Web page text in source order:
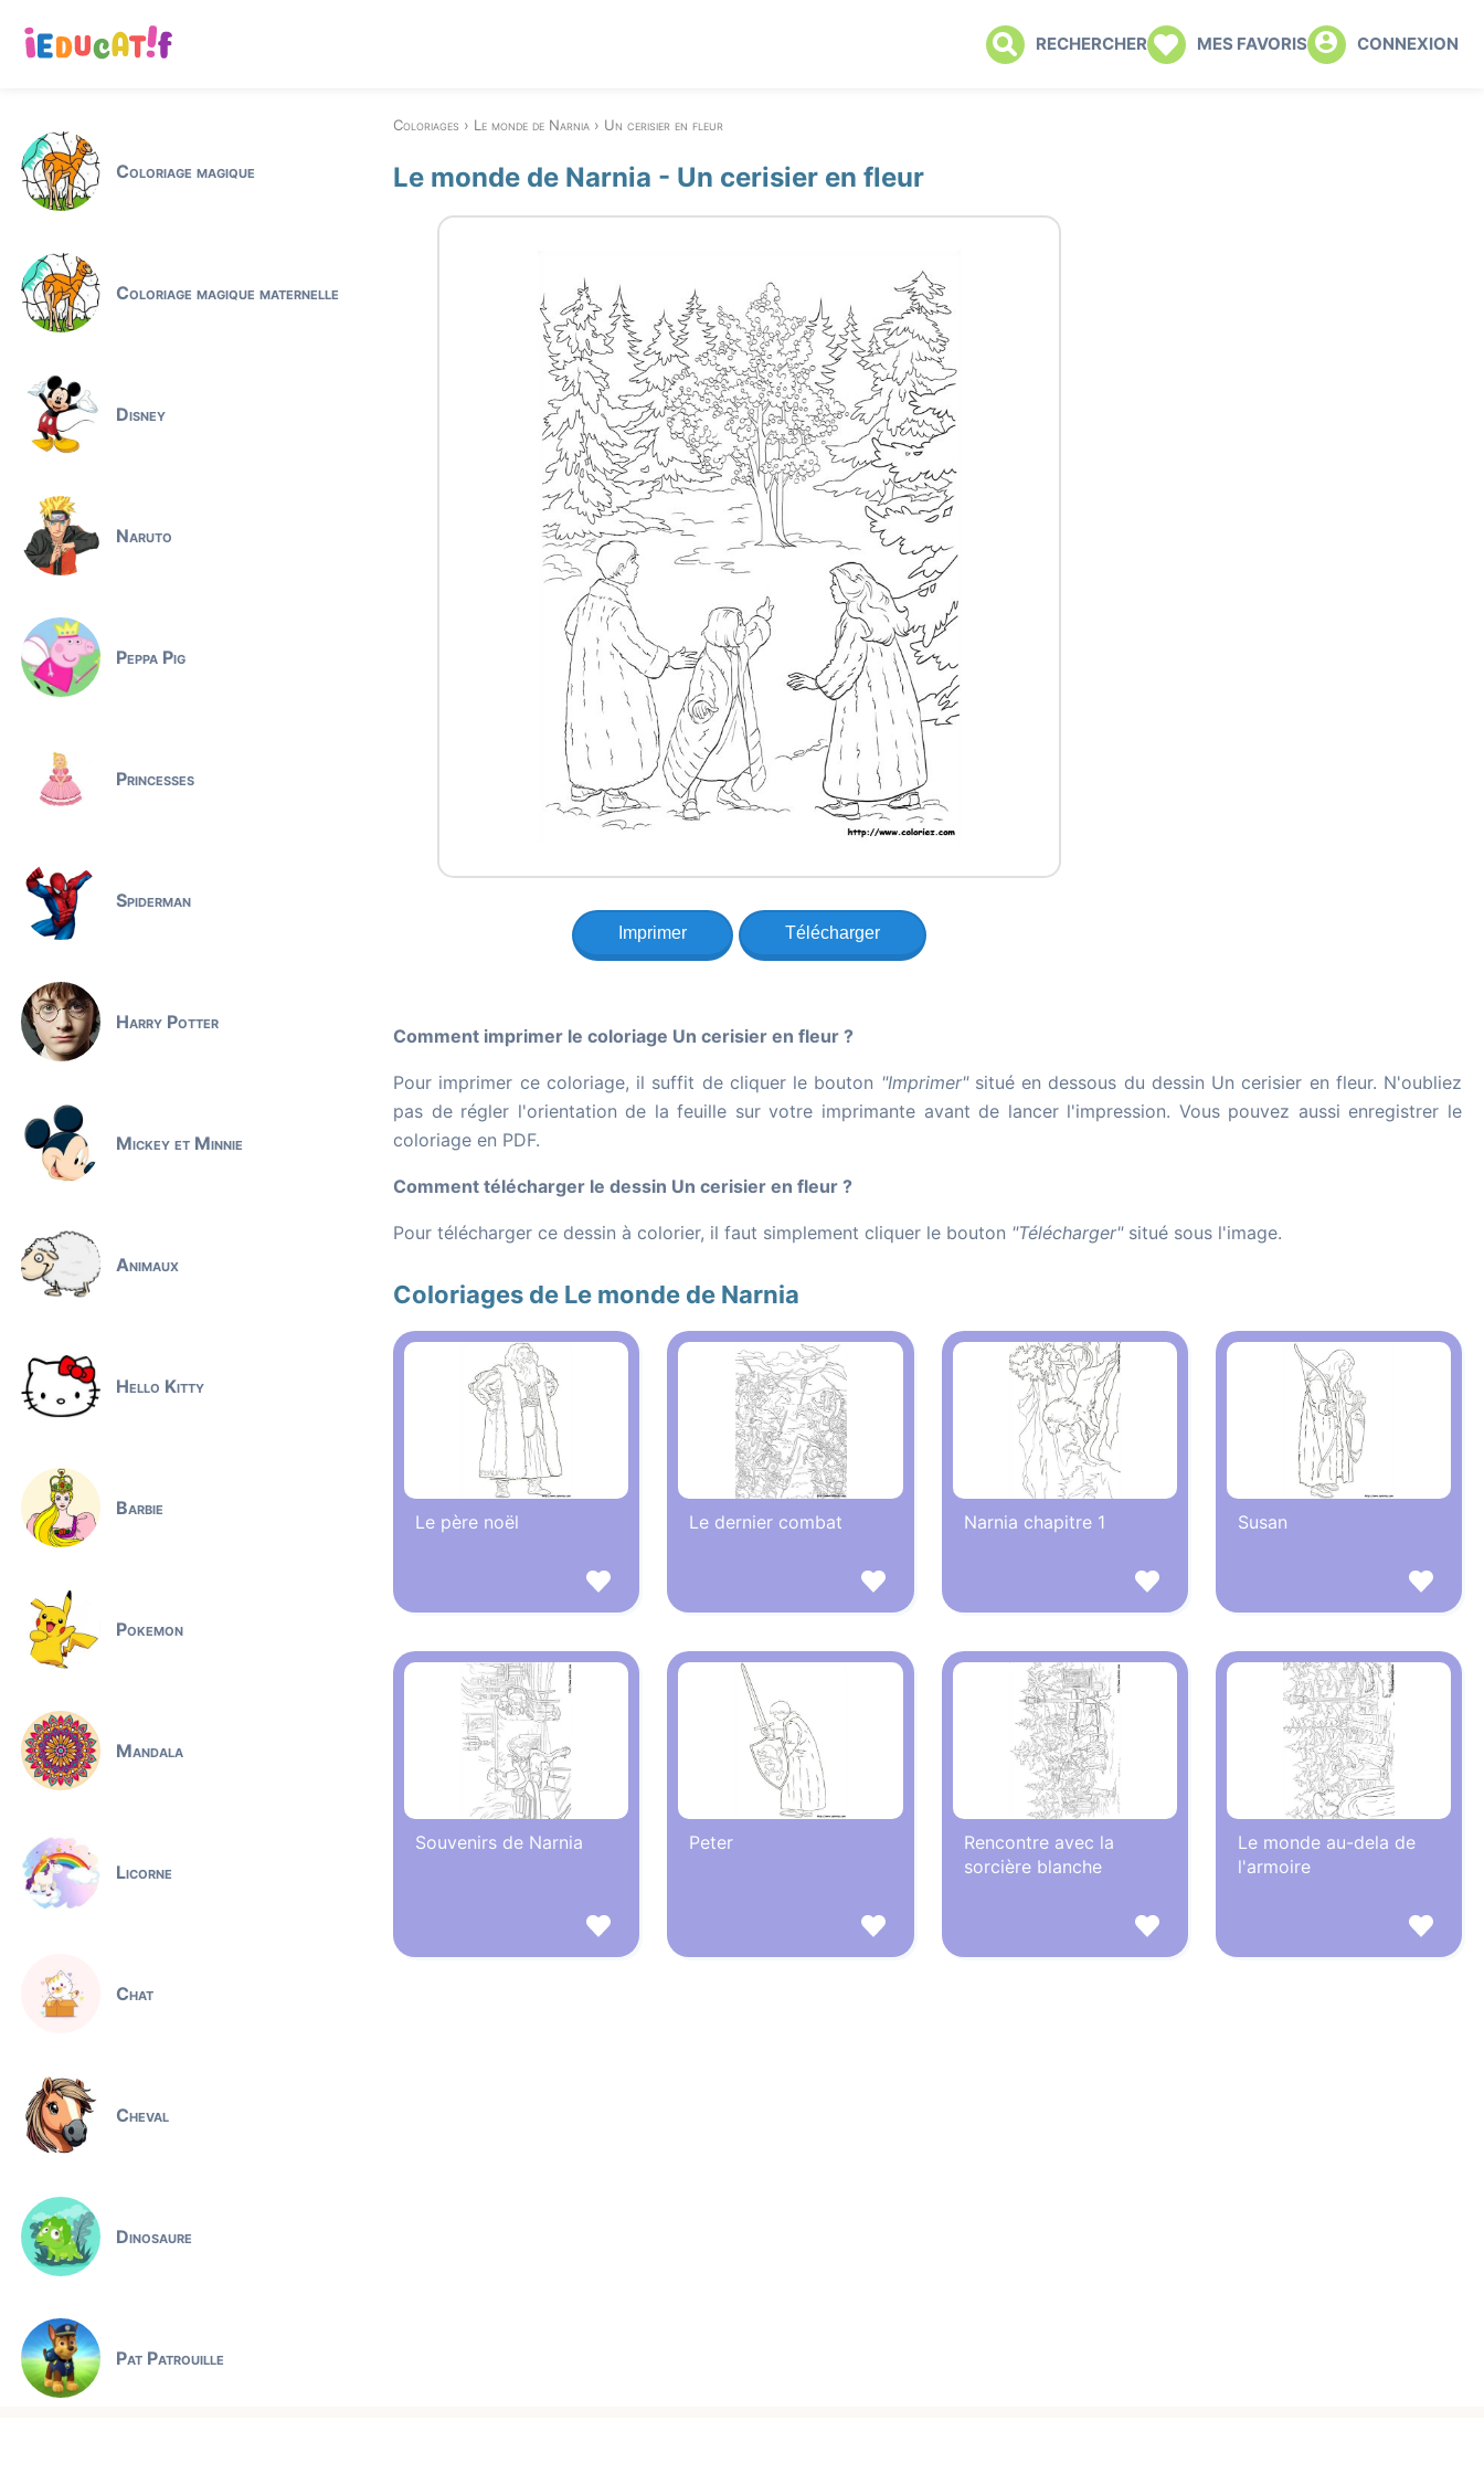
RECHERCHER MES FAVORIS CONNEXION
Coloriage magique
Coloriage magique maternelle
Disney
Naruto
Peppa Pig
Princesses
Spiderman
Harry Potter
Mickey et Minnie
Animaux
Hello Kitty
Barbie
Pokemon
Mandala
Licorne
Chat
Cheval
Dinosaure
Pat Patrouille
Coloriages Le monde de Narnia Un cerisier en fleur
Le monde de Narnia - Un cerisier en fleur
Imprimer Télécharger
Comment imprimer le coloriage Un cerisier en fleur ?
Pour imprimer ce coloriage, il suffit de cliquer le bouton "Imprimer"situé en dessous du dessin Un cerisier en fleur. N'oubliez
pas de régler l'orientation de la feuille sur votre imprimante avant de lancer l'impression. Vous pouvez aussi enregistrer le
coloriage en PDF.
Comment télécharger le dessin Un cerisier en fleur ?
Pour télécharger ce dessin à colorier, il faut simplement cliquer le bouton "Télécharger"situé sous l'image.
Coloriages de Le monde de Narnia
Le père noël Le dernier combat Narnia chapitre 1 Susan
Souvenirs de Narnia Peter
Rencontre avec la
sorcière blanche
Le monde au-dela de
l'armoire